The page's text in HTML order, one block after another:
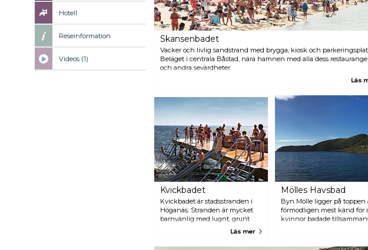
Hotell
Reseinformation
Videos (1)
Skansenbadet
Vacker och livlig sandstrand med brygga, kiosk och
Beläget i centrala Båstad, nära hamnen med alla dess
och andra sevärdheter.
Läs
Kvickbadet
Kvickbadet är stadsstranden i
Höganäs. Stranden är mycket
barnvänlig med lugnt, grunt
vatten. För de yngsta barnen
för de äldre en flotte för dykning
Läs mer
Mölles Havsbad
Byn Mölle ligger på toppen
förmodligen mest känd för
kvinnor badade
skamlig och syndig. Den
allmänt känd och efter
näste”. Mölle är fortfarande